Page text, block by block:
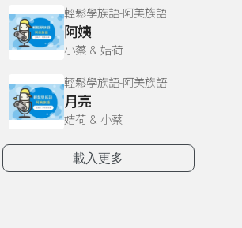
輕鬆學族語-阿美族語
阿姨
小蔡 & 姞荷
輕鬆學族語-阿美族語
月亮
姞荷 & 小蔡
載入更多